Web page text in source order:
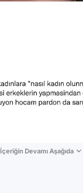
İçeriğin Devamı Aşağıda